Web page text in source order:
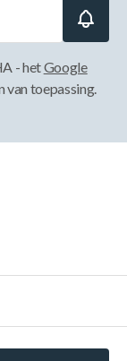
- hetGoogle
van toepassing.